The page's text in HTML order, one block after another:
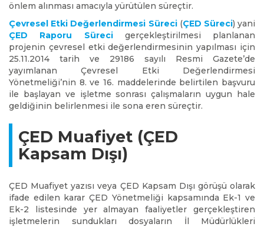
önlem alınması amacıyla yürütülen süreçtir.
Çevresel Etki Değerlendirmesi Süreci(ÇED Süreci) yani
ÇED Raporu Sürecigerçekleştirilmesi planlanan
projenin çevresel etki değerlendirmesinin yapılması için
25.11.2014 tarih ve 29186 sayılı Resmi Gazete’de
yayımlanan Çevresel Etki Değerlendirmesi
Yönetmeliği’nin 8. ve 16. maddelerinde belirtilen başvuru
ile başlayan ve işletme sonrası çalışmaların uygun hale
geldiğinin belirlenmesi ile sona eren süreçtir.
ÇED Muafiyet (ÇED
Kapsam Dışı)
ÇED Muafiyet yazısı veya ÇED Kapsam Dışı görüşü olarak
ifade edilen karar ÇED Yönetmeliği kapsamında Ek-1 ve
Ek-2 listesinde yer almayan faaliyetler gerçekleştiren
işletmelerin sundukları dosyaların İl Müdürlükleri